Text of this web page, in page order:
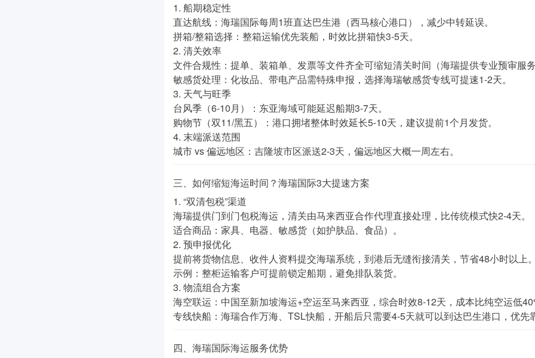
1.船期稳定性
直达航线 ：海瑞国际每周1班直达巴生港（西马核心港口），减少中转延误。
拼箱/整箱选择 ：整箱运输优先装船，时效比拼箱快3-5天。
2.清关效率
文件合规性 ：提单、装箱单、发票等文件齐全可缩短清关时间（海瑞提供专业预审服
敏感货处理 ：化妆品、带电产品需特殊申报，选择海瑞敏感货专线可提速1-2天。
3. 天气与旺季
台风季（6-10月）
：东亚海域可能延迟船期3-7天。
购物节（双11/黑五）
：港口拥堵整体时效延长5-10天，建议提前1个月发货。
4.末端派送范围
城市 vs 偏远地区 ：吉隆坡市区派送2-3天，偏远地区大概一周左右。
三、如何缩短海运时间？海瑞国际3大提速方案
1.“双清包税”渠道
海瑞提供门到门包税海运 ，清关由马来西亚合作代理直接处理，比传统模式快2-4天。
适合商品：家具、电器、敏感货（如护肤品、食品）。
2.预申报优化
提前将货物信息、收件人资料提交海瑞系统，到港后无缝衔接清关，节省48小时以上
示例 ：整柜运输客户可提前锁定船期，避免排队装货。
3.物流组合方案
海空联运 ：中国至新加坡海运+空运至马来西亚，综合时效8-12天，成本比纯空运低
专线快船 ：海瑞合作万海、TSL快船，开船后只需要4-5天就可以到达巴生港口，优先
四、海瑞国际海运服务优势